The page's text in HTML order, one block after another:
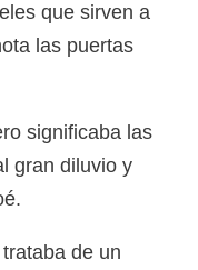
que sirven a
las puertas
significaba las
gran diluvio y
de un